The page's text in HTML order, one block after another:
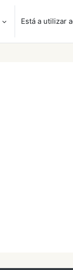
Está a utilizar